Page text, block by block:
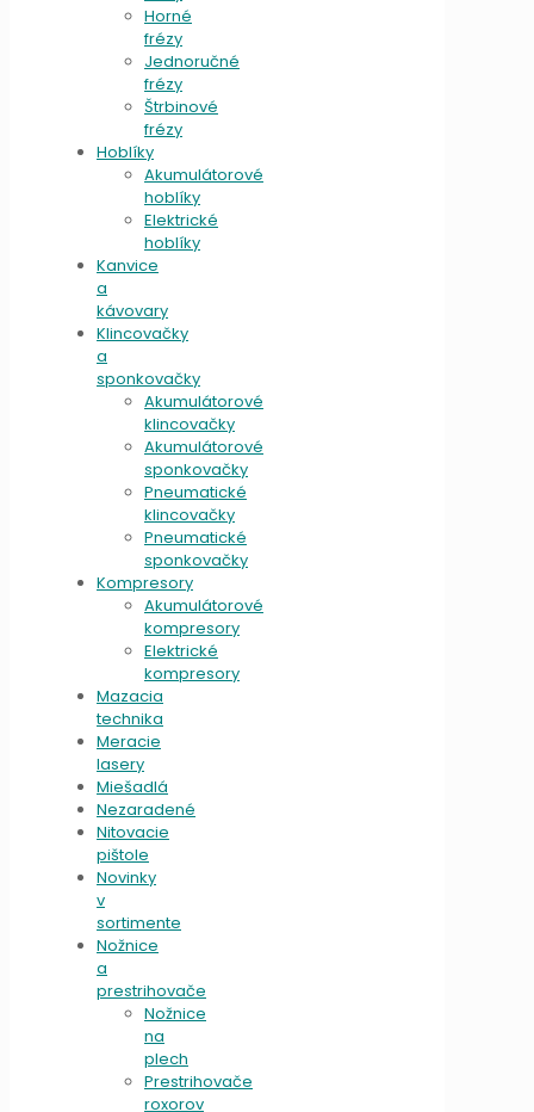
Horné
frézy
Jednoručné
frézy
Štrbinové
frézy
Hoblíky
Akumulátorové
hoblíky
Elektrické
hoblíky
Kanvice
a
kávovary
Klincovačky
a
sponkovačky
Akumulátorové
klincovačky
Akumulátorové
sponkovačky
Pneumatické
klincovačky
Pneumatické
sponkovačky
Kompresory
Akumulátorové
kompresory
Elektrické
kompresory
Mazacia
technika
Meracie
lasery
Miešadlá
Nezaradené
Nitovacie
pištole
Novinky
v
sortimente
Nožnice
a
prestrihovače
Nožnice
na
plech
Prestrihovače
roxorov